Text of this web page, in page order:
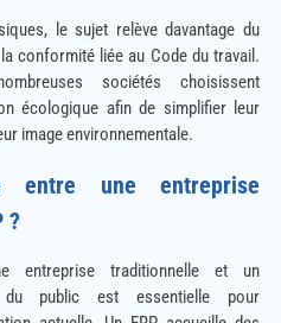
le sujet relève davantage du
conformité liée au Code du travail.
sociétés choisissent
écologique afin de simplifier leur
image environnementale.
entre une entreprise
?
entreprise traditionnelle et un
du public est essentielle pour